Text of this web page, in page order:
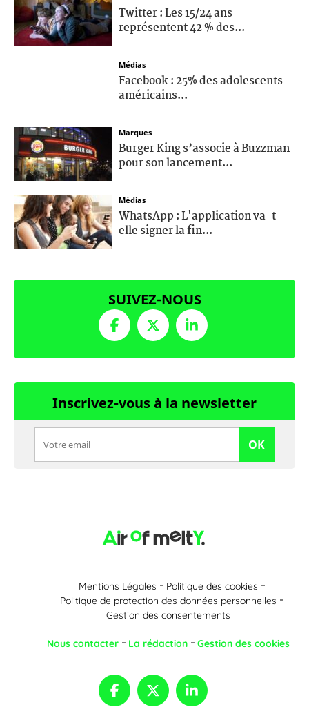
Twitter : Les 15/24 ans
représentent 42 % des...
Médias
Facebook : 25% des adolescents
américains...
Marques
Burger King s’associe à Buzzman
pour son lancement...
Médias
WhatsApp : L'application va-t-
elle signer la fin...
SUIVEZ-NOUS
Inscrivez-vous à la newsletter
OK
Mentions Légales
Politique des cookies
Politique de protection des données personnelles
Gestion des consentements
Nous contacter La rédaction Gestion des cookies